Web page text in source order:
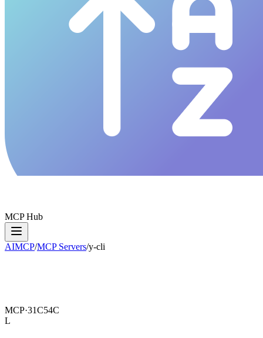
MCP Hub
AIMCP/MCP Servers/y-cli
MCP·31C54C
L